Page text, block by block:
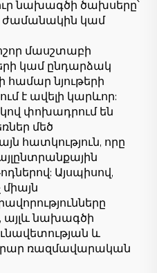
նախագծի ծախսերը՝
կամ
մասշտաբի
կամ ընդարձակ
համար նյութերի
է ավելի կարևոր:
փոխադրում են
մեծ
հատկություն, որը
Այսպիսով,
միայն
այլև նախագծի
և
ռազմավարական